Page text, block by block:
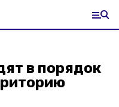
в порядок